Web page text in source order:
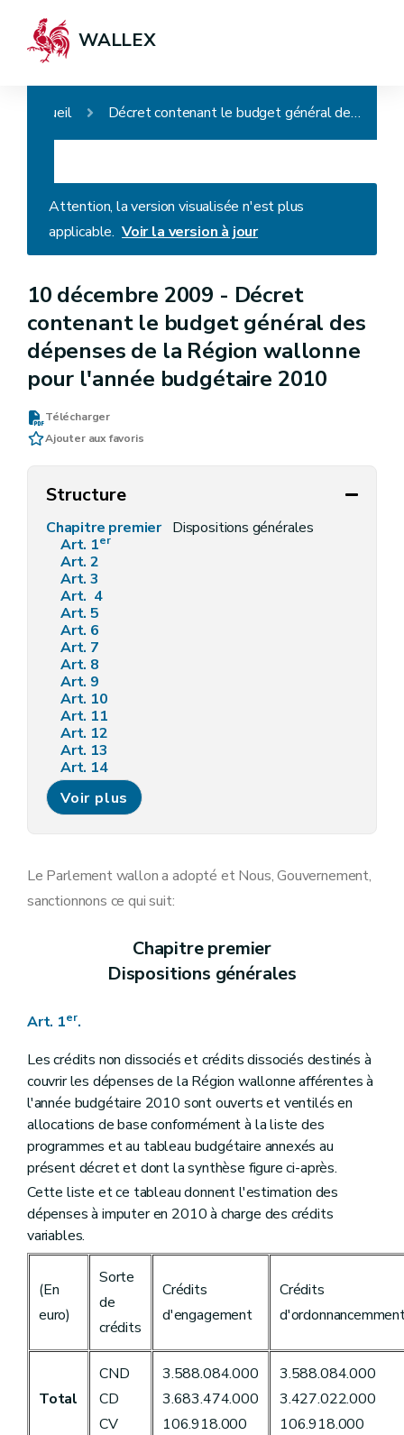
WALLEX
Accueil Décret contenant le budget général des dépenses de la Région wallonne pour l'année budgétaire 2010
Attention, la version visualisée n'est plus
applicable. Voir la version à jour
10 décembre 2009 - Décret
contenant le budget général des
dépenses de la Région wallonne
pour l'année budgétaire 2010
Télécharger
Ajouter aux favoris
Structure
Chapitre premier Dispositions générales
Art. 1er
Art. 2
Art. 3
Art. 4
Art. 5
Art. 6
Art. 7
Art. 8
Art. 9
Art. 10
Art. 11
Art. 12
Art. 13
Art. 14
Art. 15
Art. 16
Art. 17
Art. 20
Art. 22
Art. 26
Art. 29
Art. 31
Art. 32
Art. 33
Art. 34
Art. 35
Art. 36
Art. 37
Art. 38
Art. 39
Art. 40
Art. 41
Art. 44
Art. 45
Art. 46
Art. 47
Art. 48
Art. 49
Art. 50
Art. 51
Art. 52
Voir plus
Le Parlement wallon a adopté et Nous, Gouvernement,
sanctionnons ce qui suit:
Chapitre premier
Dispositions générales
Art. 1er.
Les crédits non dissociés et crédits dissociés destinés à
couvrir les dépenses de la Région wallonne afférentes à
l'année budgétaire 2010 sont ouverts et ventilés en
allocations de base conformément à la liste des
programmes et au tableau budgétaire annexés au
présent décret et dont la synthèse figure ci-après.
Cette liste et ce tableau donnent l'estimation des
dépenses à imputer en 2010 à charge des crédits
variables.
(En
euro)
Sorte
de
crédits
Crédits
d'engagement
Crédits
Total
CND
CD
CV
3.588.084.000
3.683.474.000
106.918.000
3.588.084.000
3.427.022.000
106.918.000